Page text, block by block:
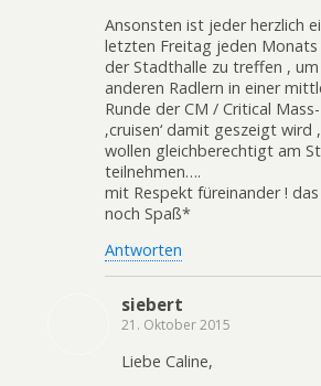
Ansonsten ist jeder herzlich
letzten Freitag jeden Monats
der Stadthalle zu treffen ,
anderen Radlern in einer
Runde der CM / Critical
‚cruisen‘ damit geszeigt wird
wollen gleichberechtigt am
teilnehmen….
mit Respekt füreinander !
noch Spaß*
Antworten
siebert
21. Oktober 2015
Liebe Caline,